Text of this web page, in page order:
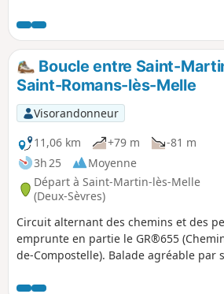
ainsi que la résurgence de la
Somptueuse.
Boucle entre Saint-
Saint-Romans-lès-Melle
Visorandonneur
11,06 km
+79 m
-81 m
3h 25
Moyenne
Départ à Saint-Martin-lès-Melle
(Deux-Sèvres)
Circuit alternant des chemins et des
emprunte en partie le GR®655
de-Compostelle). Balade agréable par